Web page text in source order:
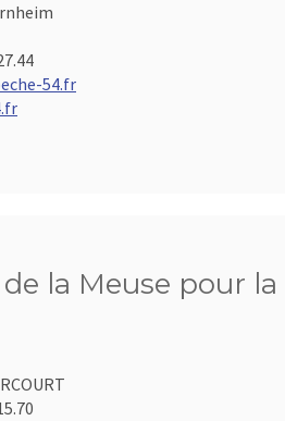
54.fr
la Meuse pour